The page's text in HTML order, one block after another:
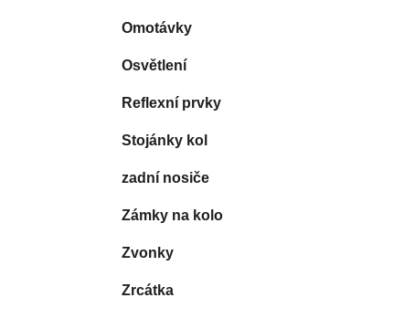
Omotávky
Osvětlení
Reflexní prvky
Stojánky kol
zadní nosiče
Zámky na kolo
Zvonky
Zrcátka